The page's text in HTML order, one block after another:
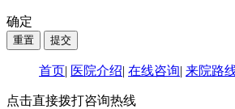
确定
首页 医院介绍 在线咨询 来院路
点击直接拨打咨询热线